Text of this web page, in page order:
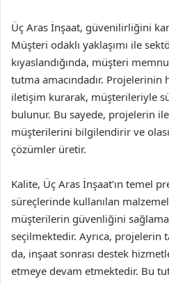
Üç Aras İnşaat, güvenilirliğini
Müşteri odaklı yaklaşımı ile
kıyaslandığında, müşteri
tutma amacındadır. Projelerinin
iletişim kurarak, müşterileriyle
bulunur. Bu sayede, projelerin
müşterilerini bilgilendirir ve olası
çözümler üretir.
Kalite, Üç Aras İnşaat’ın temel
süreçlerinde kullanılan
müşterilerin güvenliğini
seçilmektedir. Ayrıca, projelerin
da, inşaat sonrası destek
etmeye devam etmektedir. Bu